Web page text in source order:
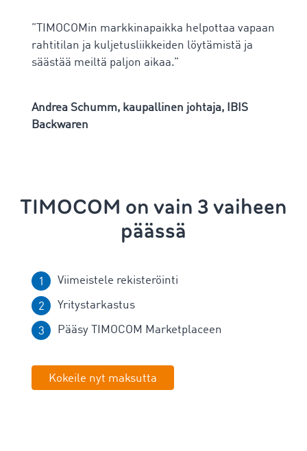
”TIMOCOMin markkinapaikka helpottaa vapaan
rahtitilan ja kuljetusliikkeiden löytämistä ja
säästää meiltä paljon aikaa.”
Andrea Schumm, kaupallinen johtaja, IBIS
Backwaren
TIMOCOM on vain 3 vaiheen
päässä
Viimeistele rekisteröinti
Yritystarkastus
Pääsy TIMOCOM Marketplaceen
Kokeile nyt maksutta